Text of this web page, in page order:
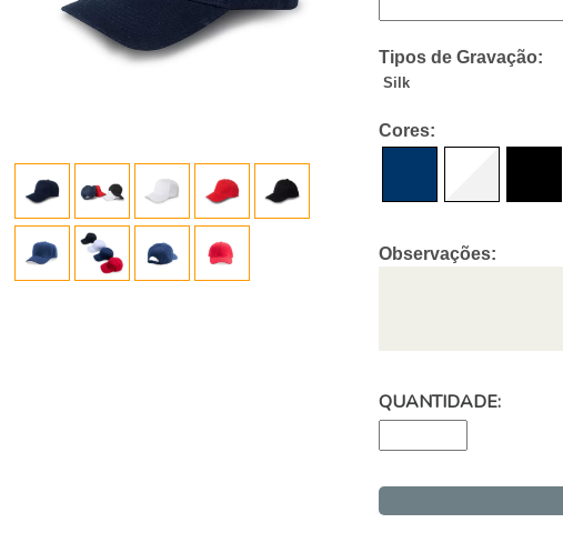
Tipos de Gravação:
Silk
Cores:
Observações:
QUANTIDADE: